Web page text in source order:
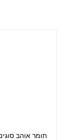
תומר אוהב